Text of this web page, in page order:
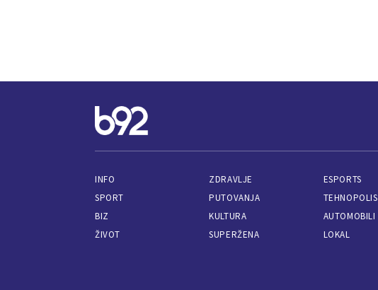
INFO
SPORT
BIZ
ŽIVOT
ZDRAVLJE
PUTOVANJA
KULTURA
SUPERŽENA
ESPORTS
TEHNOPOLIS
AUTOMOBILI
LOKAL